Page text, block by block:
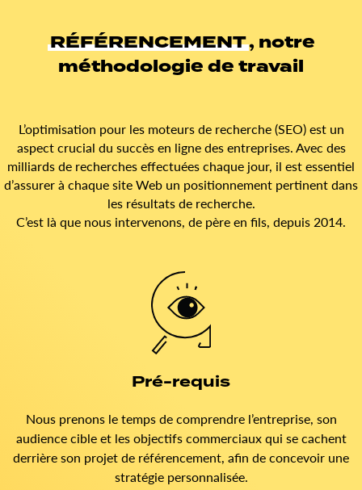
RÉFÉRENCEMENT, notre
méthodologie de travail
L’optimisation pour les moteurs de recherche (SEO) est un
aspect crucial du succès en ligne des entreprises. Avec des
milliards de recherches effectuées chaque jour, il est essentiel
d’assurer à chaque site Web un positionnement pertinent dans
les résultats de recherche.
C’est là que nous intervenons, de père en fils, depuis 2014.
Pré-requis
Nous prenons le temps de comprendre l’entreprise, son
audience cible et les objectifs commerciaux qui se cachent
derrière son projet de référencement, afin de concevoir une
stratégie personnalisée.